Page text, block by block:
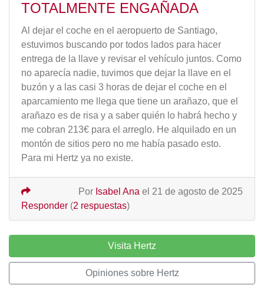
TOTALMENTE ENGAÑADA
Al dejar el coche en el aeropuerto de Santiago,
estuvimos buscando por todos lados para hacer
entrega de la llave y revisar el vehículo juntos. Como
no aparecía nadie, tuvimos que dejar la llave en el
buzón y a las casi 3 horas de dejar el coche en el
aparcamiento me llega que tiene un arañazo, que el
arañazo es de risa y a saber quién lo habrá hecho y
me cobran 213€ para el arreglo. He alquilado en un
montón de sitios pero no me había pasado esto.
Para mi Hertz ya no existe.
Por Isabel Ana el 21 de agosto de 2025
Responder (2 respuestas)
Visita Hertz
Opiniones sobre Hertz